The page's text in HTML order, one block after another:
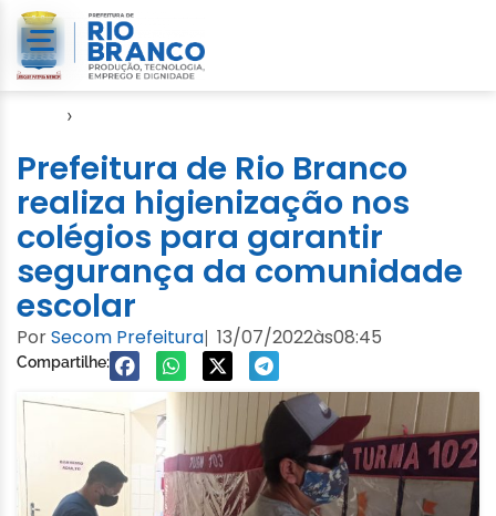
›
Prefeitura de Rio Branco
realiza higienização nos
colégios para garantir
segurança da comunidade
escolar
PorSecom Prefeitura| 13/07/2022às08:45
Compartilhe: